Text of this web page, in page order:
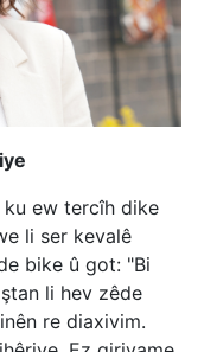
ew tercîh dike
li ser kevalê
bike û got: "Bi
li hev zêde
re diaxivim.